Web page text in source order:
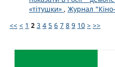
«тітушки» , Журнал
<< < 1 2 3 4 5 6 7 8 9 10 > >>